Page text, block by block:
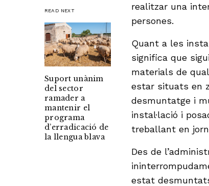
READ NEXT
Suport unànim
del sector
ramader a
mantenir el
programa
d’erradicació de
la llengua blava
realitzar una
persones.
Quant a les
significa que
materials de
estar situats en
desmuntatge i
instal·lació i
treballant en
Des de
estat